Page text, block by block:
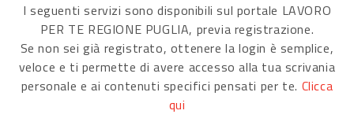
I seguenti servizi sono disponibili sul portale LAVORO
PER TE REGIONE PUGLIA, previa registrazione.
Se non sei già registrato, ottenere la login è semplice,
veloce e ti permette di avere accesso alla tua scrivania
personale e ai contenuti specifici pensati per te. Clicca
qui